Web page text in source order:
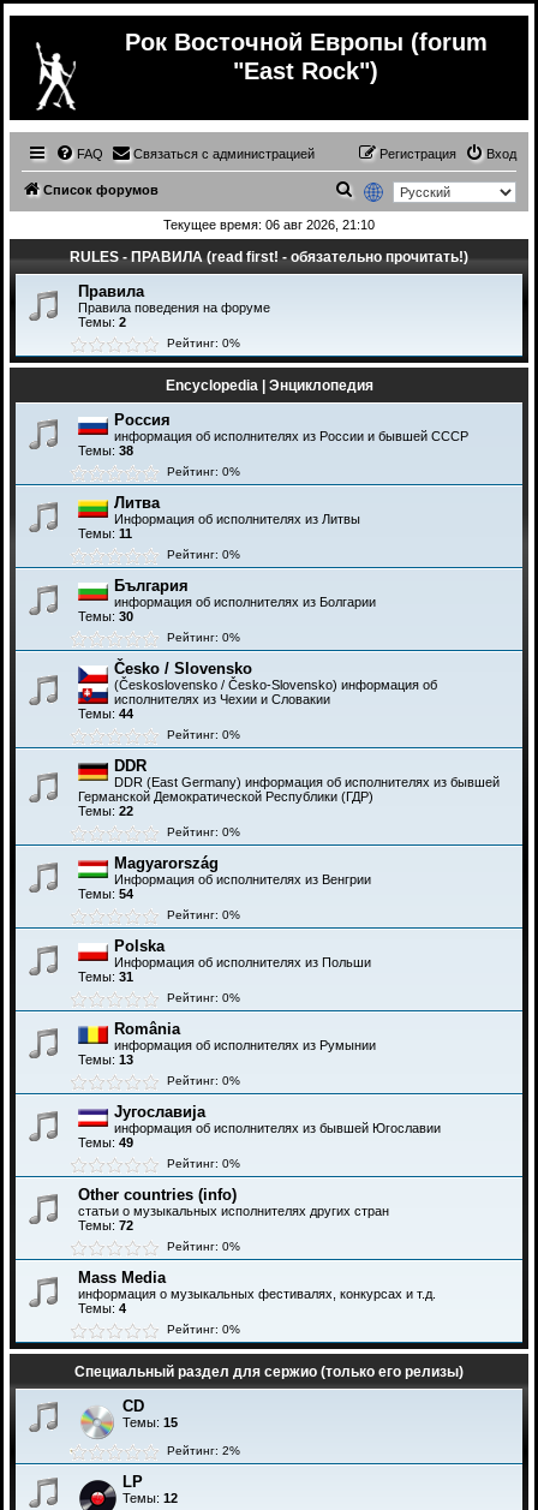
Рок Восточной Европы (forum
"East Rock")
FAQ Связаться с администрацией Вход
Регистрация
Список форумов
с
Текущее время: 06 авг 2026, 21:10
RULES - ПРАВИЛА (read first! - обязательно прочитать!)
Правила
Правила поведения на форуме
Темы: 2
Рейтинг: 0%
Encyclopedia | Энциклопедия
Россия
информация об исполнителях из России и бывшей СССР
Темы: 38
Рейтинг: 0%
Литва
Информация об исполнителях из Литвы
Темы: 11
Рейтинг: 0%
България
информация об исполнителях из Болгарии
Темы: 30
Рейтинг: 0%
Česko / Slovensko
(Československo / Česko-Slovensko) информация об
исполнителях из Чехии и Словакии
Темы: 44
Рейтинг: 0%
DDR
DDR (East Germany) информация об исполнителях из бывшей
Германской Демократической Республики (ГДР)
Темы: 22
Рейтинг: 0%
Magyarország
Информация об исполнителях из Венгрии
Темы: 54
Рейтинг: 0%
Polska
Информация об исполнителях из Польши
Темы: 31
Рейтинг: 0%
România
информация об исполнителях из Румынии
Темы: 13
Рейтинг: 0%
Југославија
информация об исполнителях из бывшей Югославии
Темы: 49
Рейтинг: 0%
Other countries (info)
статьи о музыкальных исполнителях других стран
Темы: 72
Рейтинг: 0%
Mass Media
информация о музыкальных фестивалях, конкурсах и т.д.
Темы: 4
Рейтинг: 0%
Специальный раздел для сержио (только его релизы)
CD
Темы: 15
Рейтинг: 2%
LP
Темы: 12